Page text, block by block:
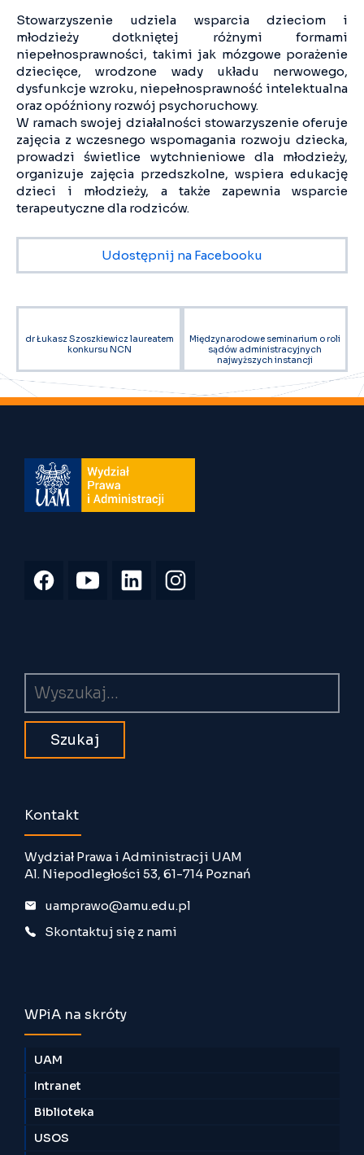
Stowarzyszenie udziela wsparcia dzieciom i
młodzieży dotkniętej różnymi formami
niepełnosprawności, takimi jak mózgowe porażenie
dziecięce, wrodzone wady układu nerwowego,
dysfunkcje wzroku, niepełnosprawność intelektualna
oraz opóźniony rozwój psychoruchowy.
W ramach swojej działalności stowarzyszenie oferuje
zajęcia z wczesnego wspomagania rozwoju dziecka,
prowadzi świetlice wytchnieniowe dla młodzieży,
organizuje zajęcia przedszkolne, wspiera edukację
dzieci i młodzieży, a także zapewnia wsparcie
terapeutyczne dla rodziców.
Udostępnij na Facebooku
dr Łukasz Szoszkiewicz laureatem
konkursu NCN
Międzynarodowe seminarium o roli
sądów administracyjnych
najwyższych instancji
Wyszukiwarka
Kontakt
Wydział Prawa i Administracji UAM
Al. Niepodległości 53, 61-714 Poznań
uamprawo@amu.edu.pl
Skontaktuj się z nami
WPiA na skróty
UAM
Intranet
Biblioteka
USOS